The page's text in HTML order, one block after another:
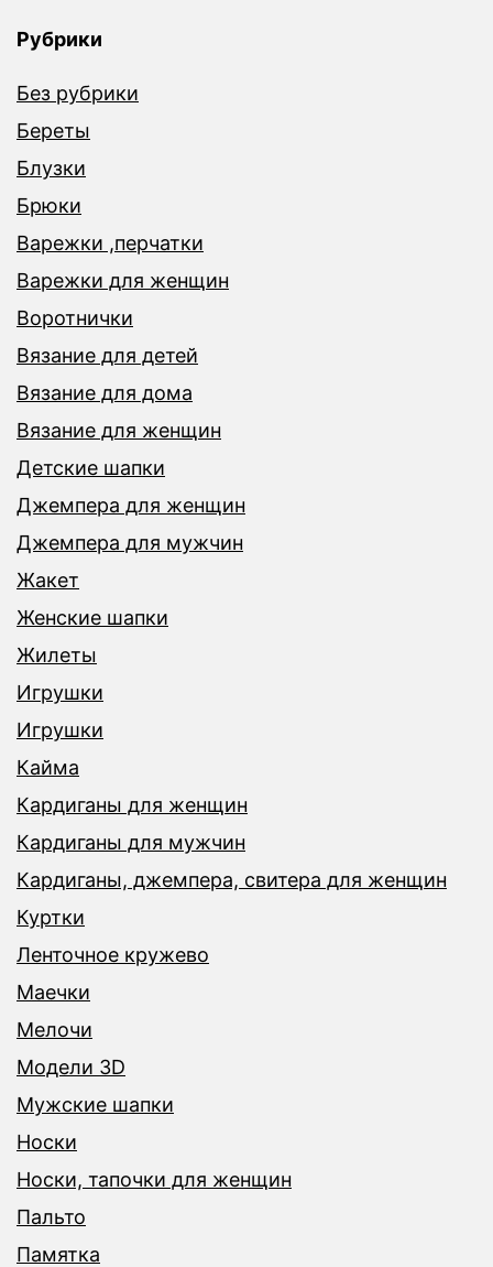
Рубрики
Без рубрики
Береты
Блузки
Брюки
Варежки ,перчатки
Варежки для женщин
Воротнички
Вязание для детей
Вязание для дома
Вязание для женщин
Детские шапки
Джемпера для женщин
Джемпера для мужчин
Жакет
Женские шапки
Жилеты
Игрушки
Игрушки
Кайма
Кардиганы для женщин
Кардиганы для мужчин
Кардиганы, джемпера, свитера для женщин
Куртки
Ленточное кружево
Маечки
Мелочи
Модели 3D
Мужские шапки
Носки
Носки, тапочки для женщин
Пальто
Памятка